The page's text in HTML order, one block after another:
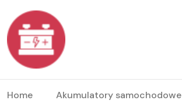
Home Akumulatory samochodowe